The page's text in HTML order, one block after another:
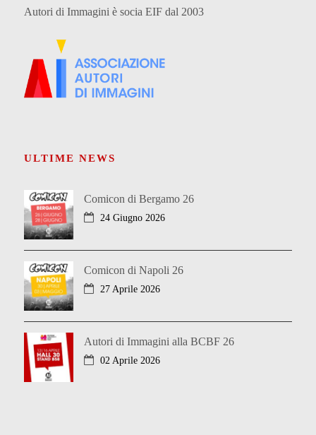
Autori di Immagini è socia EIF dal 2003
ULTIME NEWS
Comicon di Bergamo 26
24 Giugno 2026
Comicon di Napoli 26
27 Aprile 2026
Autori di Immagini alla BCBF 26
02 Aprile 2026